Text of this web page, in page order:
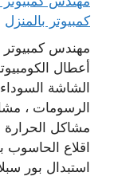
كمبيوتر بالمنزل
مهندس كمبيوتر
أعطال
الشاشة
الرسومات ،
مشاكل الحرارة
اقلاع الحاسوب
استبدال بور